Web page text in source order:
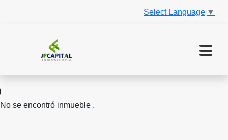
Select Language ▼
No se encontró inmueble .